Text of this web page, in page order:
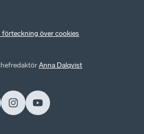
över cookies
Anna Dalqvist